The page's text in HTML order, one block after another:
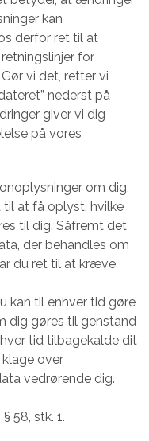
kan
derfor ret til at
for
vi det, retter vi
nederst på
giver vi dig
på vores
om dig,
at få oplyst, hvilke
til dig. Såfremt det
der behandles om
du ret til at kræve
kan til enhver tid gøre
dig gøres til genstand
tid tilbagekalde dit
over
vedrørende dig.
58, stk. 1.